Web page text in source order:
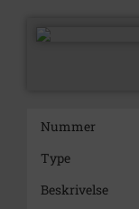
Nummer
Type
Beskrivelse